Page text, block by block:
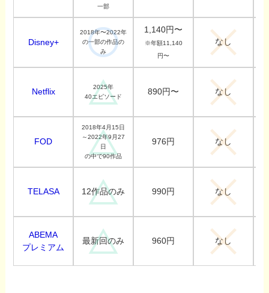
一部
Disney+
2018年〜2022年
の一部の作品の
み
1,140円〜
※年額11,140
円〜
なし
Netflix
2025年
40エピソード
890円〜 なし
FOD
2018年4月15日
～2022年9月27
日
の中で90作品
976円 なし
TELASA 12作品のみ 990円 なし
ABEMA
プレミアム
最新回のみ 960円 なし